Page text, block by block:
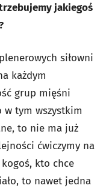
jakiegoś
siłowni
każdym
grup mięśni
w tym wszystkim
to nie ma już
ćwiczymy na
kto chce
to nawet jedna